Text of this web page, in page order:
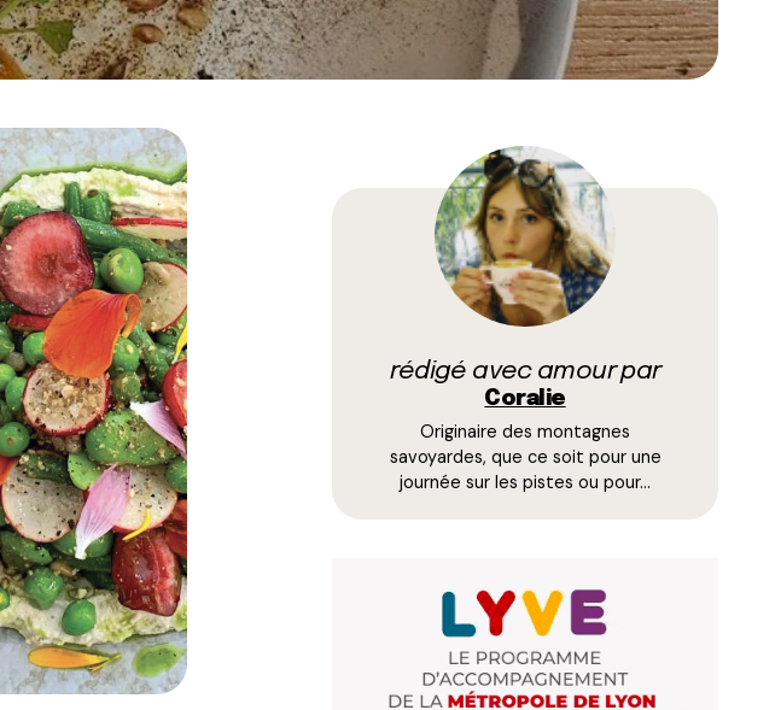
rédigé avec amour par
Coralie
Originaire des montagnes
savoyardes, que ce soit pour une
journée sur les pistes ou pour…